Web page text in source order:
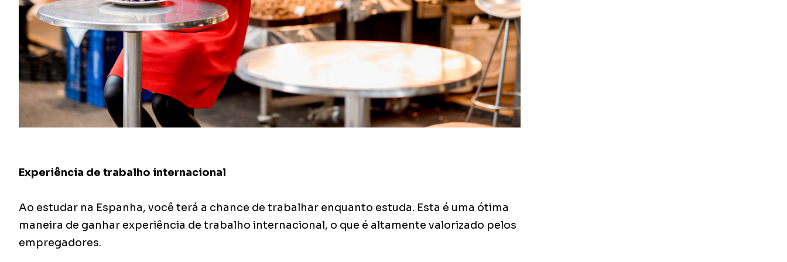
Experiência de trabalho internacional
Ao estudar na Espanha, você terá a chance de trabalhar enquanto estuda. Esta é uma ótima
maneira de ganhar experiência de trabalho internacional, o que é altamente valorizado pelos
empregadores.